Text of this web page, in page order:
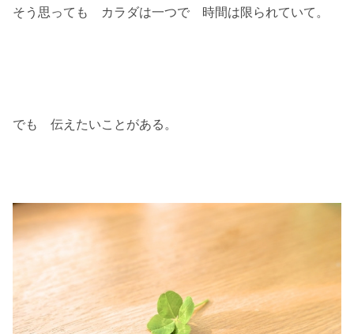
そう思っても カラダは一つで 時間は限られていて。
でも 伝えたいことがある。